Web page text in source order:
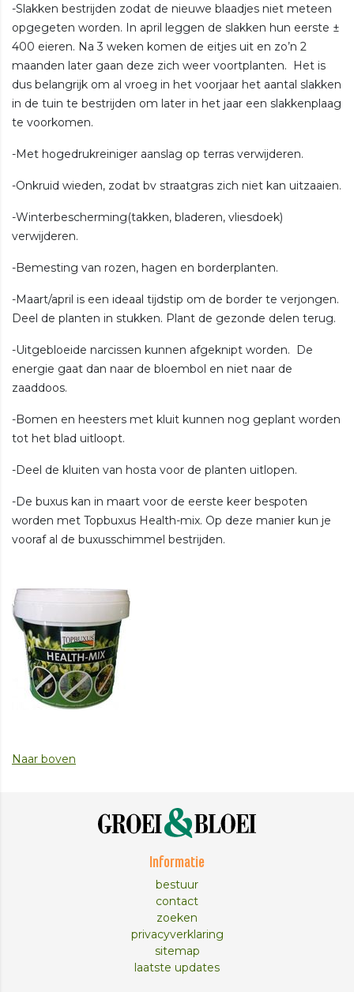
-Slakken bestrijden zodat de nieuwe blaadjes niet meteen
opgegeten worden. In april leggen de slakken hun eerste ±
400 eieren. Na 3 weken komen de eitjes uit en zo’n 2
maanden later gaan deze zich weer voortplanten. Het is
dus belangrijk om al vroeg in het voorjaar het aantal slakken
in de tuin te bestrijden om later in het jaar een slakkenplaag
te voorkomen.
-Met hogedrukreiniger aanslag op terras verwijderen.
-Onkruid wieden, zodat bv straatgras zich niet kan uitzaaien.
-Winterbescherming(takken, bladeren, vliesdoek)
verwijderen.
-Bemesting van rozen, hagen en borderplanten.
-Maart/april is een ideaal tijdstip om de border te verjongen.
Deel de planten in stukken. Plant de gezonde delen terug.
-Uitgebloeide narcissen kunnen afgeknipt worden. De
energie gaat dan naar de bloembol en niet naar de
zaaddoos.
-Bomen en heesters met kluit kunnen nog geplant worden
tot het blad uitloopt.
-Deel de kluiten van hosta voor de planten uitlopen.
-De buxus kan in maart voor de eerste keer bespoten
worden met Topbuxus Health-mix. Op deze manier kun je
vooraf al de buxusschimmel bestrijden.
Naar boven
Informatie
bestuur
contact
zoeken
privacyverklaring
sitemap
laatste updates